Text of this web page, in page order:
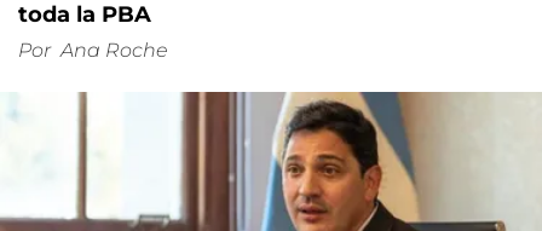
toda la PBA
Por Ana Roche